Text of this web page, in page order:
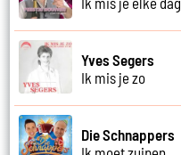
Yves Segers
Ik mis je zo
Die Schnappers